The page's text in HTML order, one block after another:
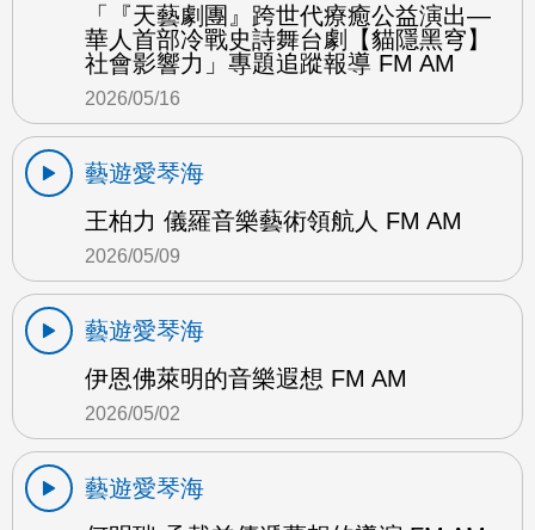
「『天藝劇團』跨世代療癒公益演出—
華人首部冷戰史詩舞台劇【貓隱黑穹】
社會影響力」專題追蹤報導 FM AM
2026/05/16
藝遊愛琴海
王柏力 儀羅音樂藝術領航人 FM AM
2026/05/09
藝遊愛琴海
伊恩佛萊明的音樂遐想 FM AM
2026/05/02
藝遊愛琴海